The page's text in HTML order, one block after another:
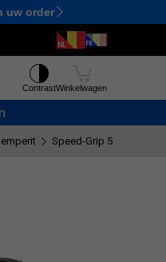
Ctrl M
uw order
ContrastWinkelwagen
Speed-Grip 5